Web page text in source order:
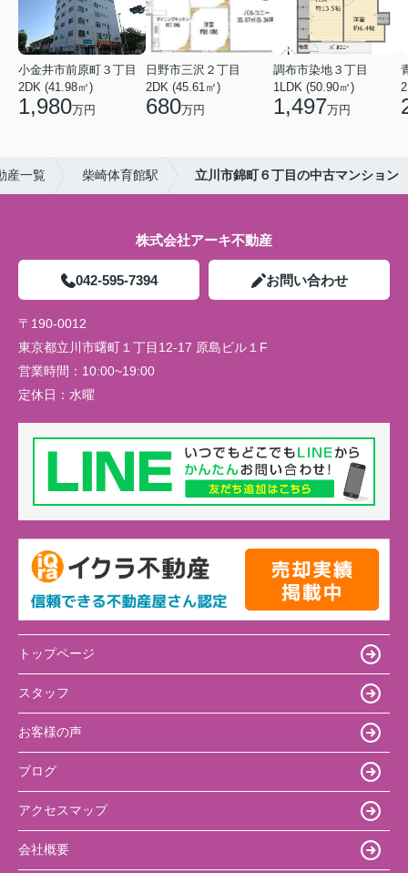
小金井市前原町３丁目
2DK (41.98㎡)
1,980万円
日野市三沢２丁目
2DK (45.61㎡)
680万円
調布市染地３丁目
1LDK (50.90㎡)
1,497万円
産一覧 柴崎体育館駅 立川市錦町６丁目の中古マンション
株式会社アーキ不動産
042-595-7394 お問い合わせ
〒190-0012
東京都立川市曙町１丁目12-17 原島ビル１F
営業時間： 10:00~19:00
定休日： 水曜
トップページ
スタッフ
お客様の声
ブログ
アクセスマップ
会社概要